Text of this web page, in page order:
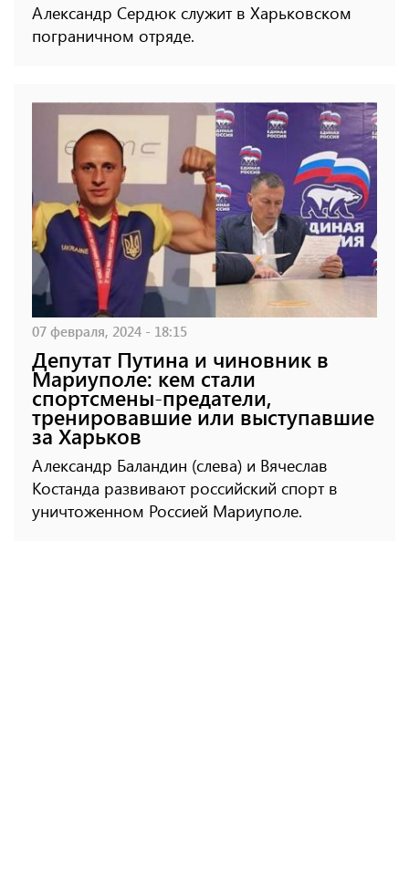
Александр Сердюк служит в Харьковском
пограничном отряде.
07 февраля, 2024 - 18:15
Депутат Путина и чиновник в
Мариуполе: кем стали
спортсмены-предатели,
тренировавшие или выступавшие
за Харьков
Александр Баландин (слева) и Вячеслав
Костанда развивают российский спорт в
уничтоженном Россией Мариуполе.